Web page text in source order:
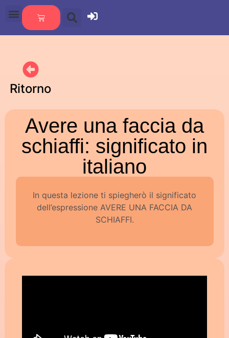
Ritorno
Avere una faccia da
schiaffi: significato in
italiano
In questa lezione ti spiegherò il significato
dell’espressione AVERE UNA FACCIA DA
SCHIAFFI.